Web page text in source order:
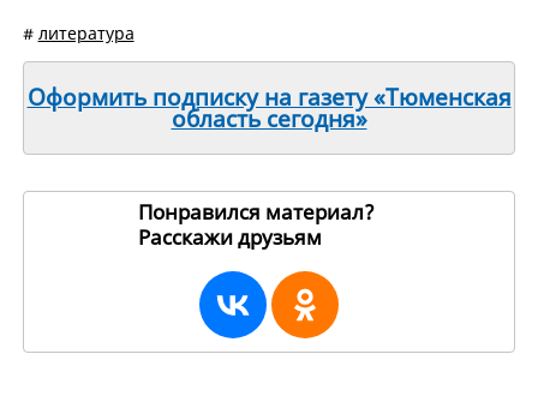
# литература
Оформить подписку на газету «Тюменская
область сегодня»
Понравился материал?
Расскажи друзьям